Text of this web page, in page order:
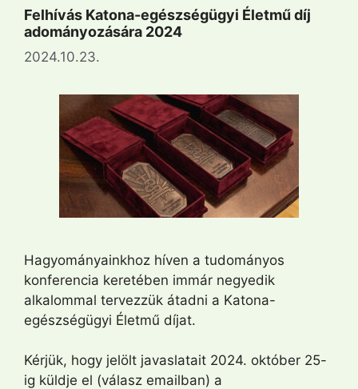
Felhívás Katona-egészségügyi Életmű díj
adományozására 2024
2024.10.23.
Hagyományainkhoz híven a tudományos
konferencia keretében immár negyedik
alkalommal tervezzük átadni a Katona-
egészségügyi Életmű díjat.
Kérjük, hogy jelölt javaslatait 2024. október 25-
ig küldje el (válasz emailban) a